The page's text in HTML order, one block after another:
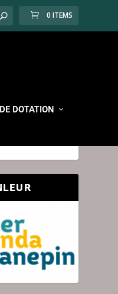
0 ITEMS
DOTATION